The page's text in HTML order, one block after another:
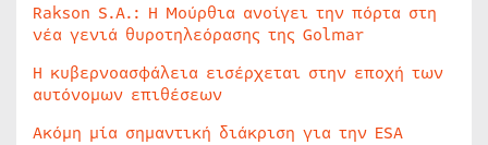
Rakson S.A.: Η Μούρθια ανοίγει την πόρτα στη
νέα γενιά θυροτηλεόρασης της Golmar
Η κυβερνοασφάλεια εισέρχεται στην εποχή των
αυτόνομων επιθέσεων
Ακόμη μία σημαντική διάκριση για την ESA